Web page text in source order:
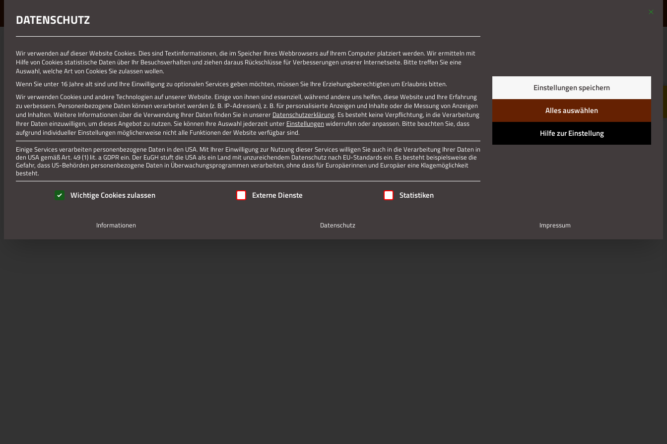
Jetzt teilen
Datenschutz Impressum
Mit
DATENSCHUTZ
Wir verwenden auf dieser Website Cookies. Dies sind Textinformationen, die im Speicher Ihres Webbrowsers auf Ihrem Computer platziert werden. Wir ermitteln mit
Hilfe von Cookies statistische Daten über Ihr Besuchsverhalten und ziehen daraus Rückschlüsse für Verbesserungen unserer Internetseite. Bitte treffen Sie eine
Auswahl, welche Art von Cookies Sie zulassen wollen.
Wenn Sie unter 16 Jahre alt sind und Ihre Einwilligung zu optionalen Services geben möchten, müssen Sie Ihre Erziehungsberechtigten um Erlaubnis bitten.
Wir verwenden Cookies und andere Technologien auf unserer Website. Einige von ihnen sind essenziell, während andere uns helfen, diese Website und Ihre Erfahrung
zu verbessern. Personenbezogene Daten können verarbeitet werden (z. B. IP-Adressen), z. B. für personalisierte Anzeigen und Inhalte oder die Messung von Anzeigen
und Inhalten. Weitere Informationen über die Verwendung Ihrer Daten finden Sie in unserer Datenschutzerklärung. Es besteht keine Verpflichtung, in die Verarbeitung
Ihrer Daten einzuwilligen, um dieses Angebot zu nutzen. Sie können Ihre Auswahl jederzeit unter Einstellungen widerrufen oder anpassen. Bitte beachten Sie, dass
aufgrund individueller Einstellungen möglicherweise nicht alle Funktionen der Website verfügbar sind.
Einige Services verarbeiten personenbezogene Daten in den USA. Mit Ihrer Einwilligung zur Nutzung dieser Services willigen Sie auch in die Verarbeitung Ihrer Daten in
den USA gemäß Art. 49 (1) lit. a GDPR ein. Der EuGH stuft die USA als ein Land mit unzureichendem Datenschutz nach EU-Standards ein. Es besteht beispielsweise die
Gefahr, dass US-Behörden personenbezogene Daten in Überwachungsprogrammen verarbeiten, ohne dass für Europäerinnen und Europäer eine Klagemöglichkeit
besteht.
Es folgt eine Liste der Service-Gruppen, für die eine Einwilligung erteilt werden kann. Die erste Service-Gruppe ist essenziell und kann nicht abgewählt werden.
Wichtige Cookies zulassen Externe Dienste Statistiken
Einstellungen speichern
Alles auswählen
Hilfe zur Einstellung
Informationen Datenschutz Impressum